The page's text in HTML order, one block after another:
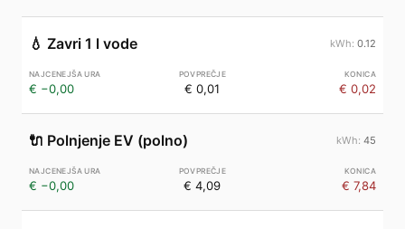
💧 Zavri 1 l vode 0.12
€ −0,00 € 0,01 € 0,02
🔌 Polnjenje EV (polno) 45
€ −0,00 € 4,09 € 7,84